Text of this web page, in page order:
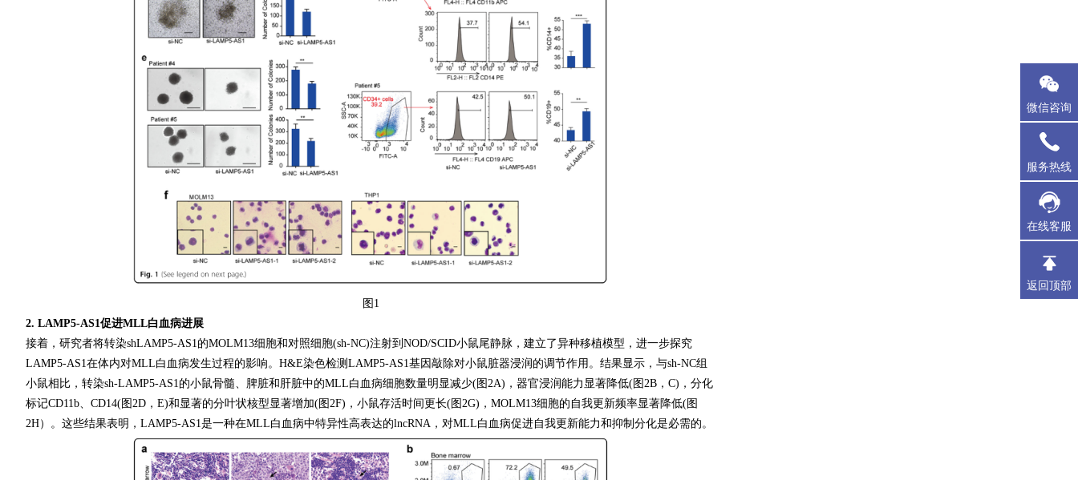
图1
2. LAMP5-AS1促进MLL白血病进展
接着，研究者将转染shLAMP5-AS1的MOLM13细胞和对照细胞(sh-NC)注射到NOD/SCID小鼠尾静脉，建立了异种移植模型，进一步探究
LAMP5-AS1在体内对MLL白血病发生过程的影响。H&E染色检测LAMP5-AS1基因敲除对小鼠脏器浸润的调节作用。结果显示，与sh-NC组
小鼠相比，转染sh-LAMP5-AS1的小鼠骨髓、脾脏和肝脏中的MLL白血病细胞数量明显减少(图2A)，器官浸润能力显著降低(图2B，C)，分化
标记CD11b、CD14(图2D，E)和显著的分叶状核型显著增加(图2F)，小鼠存活时间更长(图2G)，MOLM13细胞的自我更新频率显著降低(图
2H）。这些结果表明，LAMP5-AS1是一种在MLL白血病中特异性高表达的lncRNA，对MLL白血病促进自我更新能力和抑制分化是必需的。
微信咨询
服务热线
在线客服
返回顶部